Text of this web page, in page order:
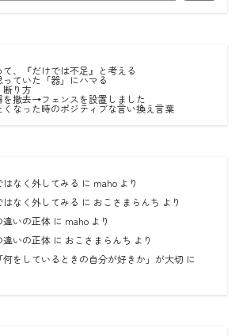
て、『だけでは不足』と考える
ていた「器」にハマる
断り方
を撤去→フェンスを設置しました
くなった時のポジティブな言い換え言葉
なく外してみる に maho より
なく外してみる に おこさまらんち より
違いの正体 に maho より
違いの正体 に おこさまらんち より
何をしているときの自分が好きか」が大切 に